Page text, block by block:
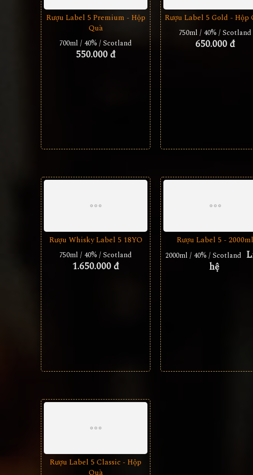
Rượu Label 5 Premium - Hộp
Quà
700ml / 40% / Scotland
550.000 đ
Rượu Label 5 Gold - Hộp
750ml / 40% / Scotland
650.000 đ
Rượu Whisky Label 5 18YO
750ml / 40% / Scotland
1.650.000 đ
Rượu Label 5 - 2000ml
2000ml / 40% / Scotland
hệ
Rượu Label 5 Classic - Hộp